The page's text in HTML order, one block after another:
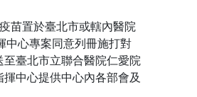
苗置於臺北市或轄內醫院
中心專案同意列冊施打對
至臺北市立聯合醫院仁愛院
中心提供中心內各部會及